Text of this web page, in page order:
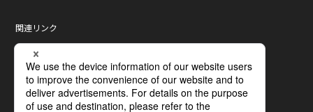
液晶メタサーフェス反射板
X線センサー
指紋センサー
圧力分布センサー
光学式薄型イメージセンサー
サステナビリティ資料室
IRカレンダー
電子公告
人財像/人財マネジメント基本方針
会社の人財育成/若手人財育成体系
ひとめでわかるJDI
採用に関するよくあるご質問
メディア掲載
タグ一覧
関連リンク
サイトマップ
サイトのご利用条件
個人情報保護方針
ソーシャルメディアポリシー